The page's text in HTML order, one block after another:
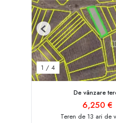
1 / 4
Previous
De vânzare
6,250 €
Teren de 13 ari de